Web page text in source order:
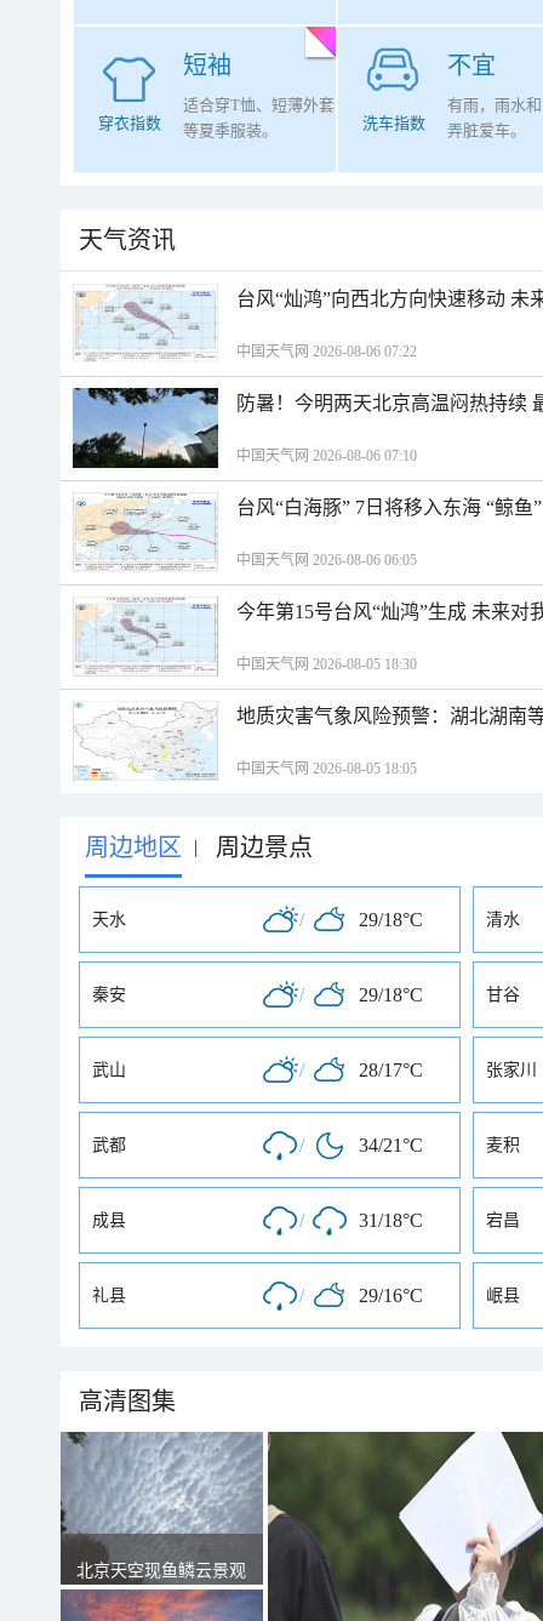
短袖
穿衣指数
适合穿T恤、短薄外套
等夏季服装。
不宜
洗车指数
有雨，雨水
弄脏爱车。
天气资讯
台风“灿鸿”向西北方向快速移动 未
中国天气网 2026-08-06 07:22
防暑！今明两天北京高温闷热持续
中国天气网 2026-08-06 07:10
台风“白海豚” 7日将移入东海 “鲸
中国天气网 2026-08-06 06:05
今年第15号台风“灿鸿”生成 未来对
中国天气网 2026-08-05 18:30
地质灾害气象风险预警：湖北湖南
中国天气网 2026-08-05 18:05
周边地区 | 周边景点
天水 / 29/18°C 清水
秦安 / 29/18°C 甘谷
武山 / 28/17°C 张家川
武都 / 34/21°C 麦积
成县 / 31/18°C 宕昌
礼县 / 29/16°C 岷县
高清图集
北京天空现鱼鳞云景观